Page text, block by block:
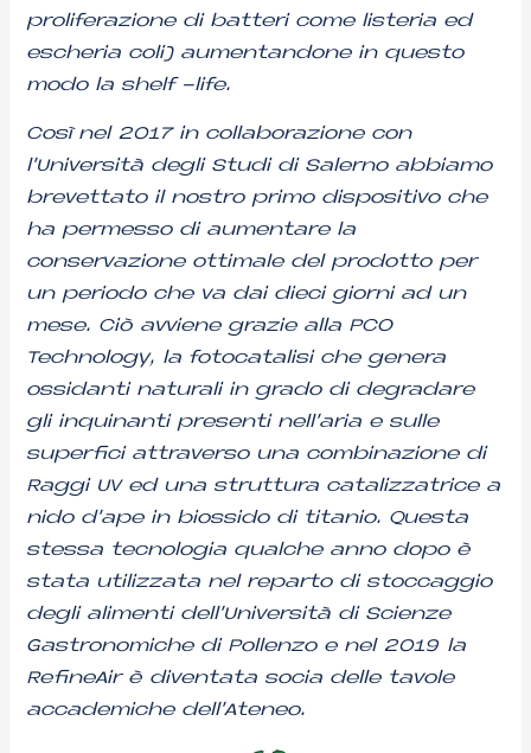
proliferazione di batteri come listeria ed
escheria coli) aumentandone in questo
modo la shelf -life.
Così nel 2017 in collaborazione con
l’Università degli Studi di Salerno abbiamo
brevettato il nostro primo dispositivo che
ha permesso di aumentare la
conservazione ottimale del prodotto per
un periodo che va dai dieci giorni ad un
mese. Ciò avviene grazie alla PCO
Technology, la fotocatalisi che genera
ossidanti naturali in grado di degradare
gli inquinanti presenti nell’aria e sulle
superfici attraverso una combinazione di
Raggi UV ed una struttura catalizzatrice a
nido d’ape in biossido di titanio. Questa
stessa tecnologia qualche anno dopo è
stata utilizzata nel reparto di stoccaggio
degli alimenti dell’Università di Scienze
Gastronomiche di Pollenzo e nel 2019 la
RefineAir è diventata socia delle tavole
accademiche dell’Ateneo.